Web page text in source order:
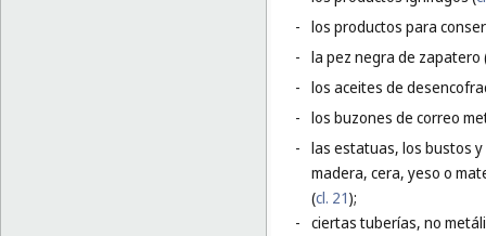
- los productos para
- la pez negra de zapatero
- los aceites de
- los buzones de correo
- las estatuas, los bustos
madera, cera, yeso o
(cl. 21);
- ciertas tuberías, no